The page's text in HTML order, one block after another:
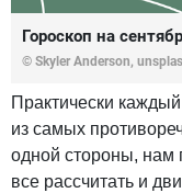
Гороскоп на
© Skyler Anderson,
Практически
из самых
одной стороны, нам
все рассчитать и